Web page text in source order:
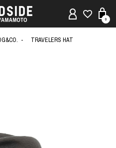
0
TRAVELERS HAT